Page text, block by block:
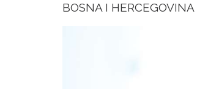
BOSNA I HERCEGOVINA